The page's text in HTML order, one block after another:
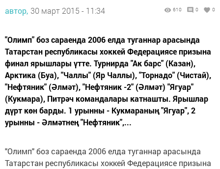
автор, 30 март 2015 - 11:34 610 0 0
"Олимп" боз сараенда 2006 елда туганнар арасында
Татарстан республикасы хоккей Федерациясе призына
финал ярышлары үтте. Турнирда "Ак барс" (Казан),
Арктика (Буа), "Чаллы" (Яр Чаллы), "Торнадо" (Чистай),
"Нефтяник" (Әлмәт), "Нефтяник -2" (Әлмәт) "Ягуар"
(Кукмара), Питрәч командалары катнашты. Ярышлар
дүрт көн барды. 1 урынны - Кукмараның "Ягуар", 2
урынны - Әлмәтнең "Нефтяник",...
"Олимп" боз сараенда 2006 елда туганнар арасында
Татарстан республикасы хоккей Федерациясе призына